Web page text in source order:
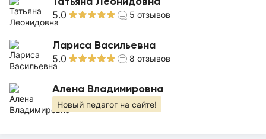
5.0 5 отзывов
Лариса Васильевна
5.0 8 отзывов
Алена Владимировна
Новый педагог на сайте!